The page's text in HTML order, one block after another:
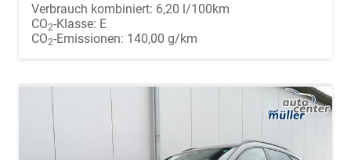
Verbrauch kombiniert: 6,20 l/100km
CO2-Klasse: E
CO2-Emissionen: 140,00 g/km